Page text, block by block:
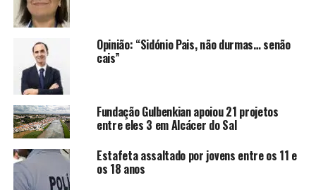
Opinião: “Sidónio Pais, não durmas… senão
cais”
Fundação Gulbenkian apoiou 21 projetos
entre eles 3 em Alcácer do Sal
Estafeta assaltado por jovens entre os 11 e
os 18 anos